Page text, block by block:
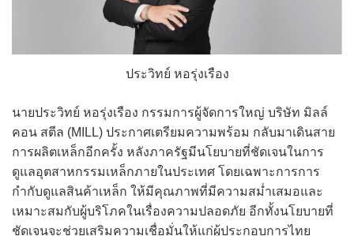
ประวิทย์ หอรุ่งเรือง
นายประวิทย์ หอรุ่งเรือง กรรมการผู้จัดการใหญ่ บริษัท มิลล์
คอน สตีล (MILL) ประกาศเตรียมความพร้อม กลับมาเดินสาย
การผลิตเหล็กอีกครั้ง หลังภาครัฐมีนโยบายที่ชัดเจนในการ
ดูแลอุตสาหกรรมเหล็กภายในประเทศ โดยเฉพาะการการ
กำกับดูแลสินค้าเหล็ก ให้มีคุณภาพที่มีความสม่ำเสมอและ
เหมาะสมกับผู้บริโภคในเรื่องความปลอดภัย อีกทั้งนโยบายที่
ชัดเจนจะช่วยเสริมความเชื่อมั่นให้แก่ผู้ประกอบการไทย